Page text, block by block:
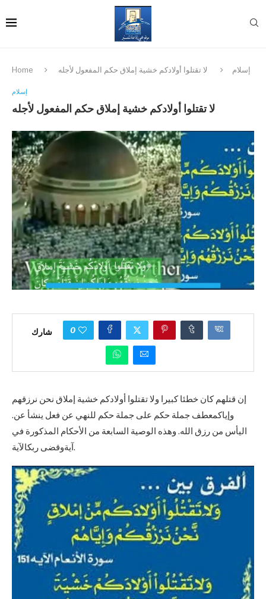
Home إسلام لا تقتلوا أولادكم خشية إملاق حكم المفعول لأجله
إسلام
لا تقتلوا أولادكم خشية إملاق حكم المفعول لأجله
شارك 0
إن قتلهم كان خطئا كبيرا ولا تقتلوا أولادكم خشية إملاق نحن نرزقهم
وإياكمعطف جملة حكم على جملة حكم للنهي عن فعل ينشأ عن.
اليأس من رزق الله. وهذه الوصية السابعة من الأحكام المذكورة في
آيةوقضى ربكالآية.